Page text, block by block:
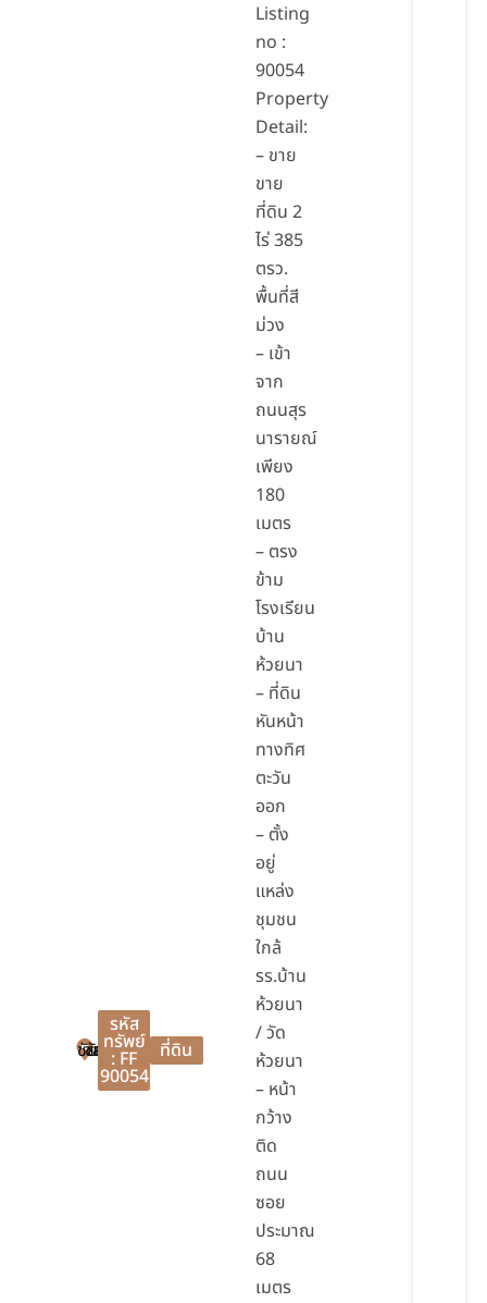
ชัยบาดาล
ชัยบาดาล
ลพบุรี
รหัส
ทรัพย์
: FF
90054
ที่ดิน
Listing
no :
90054
Property
Detail:
– ขาย
ขาย
ที่ดิน 2
ไร่ 385
ตรว.
พื้นที่สี
ม่วง
– เข้า
จาก
ถนนสุร
นารายณ์
เพียง
180
เมตร
– ตรง
ข้าม
โรงเรียน
บ้าน
ห้วยนา
– ที่ดิน
หันหน้า
ทางทิศ
ตะวัน
ออก
– ตั้ง
อยู่
แหล่ง
ชุมชน
ใกล้
รร.บ้าน
ห้วยนา
/ วัด
ห้วยนา
– หน้า
กว้าง
ติด
ถนน
ซอย
ประมาณ
68
เมตร